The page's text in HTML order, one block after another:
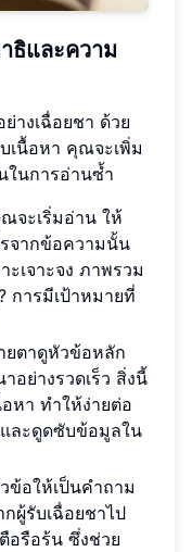
ธิและความ
างเฉื่อยชา ด้วย
เนื้อหา คุณจะเพิ่ม
ในการอ่านซ้ำ
จะเริ่มอ่าน ให้
จากข้อความนั้น
เจาะจง ภาพรวม
การมีเป้าหมายที่
ยตาดูหัวข้อหลัก
อย่างรวดเร็ว สิ่งนี้
หา ทำให้ง่ายต่อ
ละดูดซับข้อมูลใน
ข้อให้เป็นคำถาม
ผู้รับเฉื่อยชาไป
อรือร้น ซึ่งช่วย